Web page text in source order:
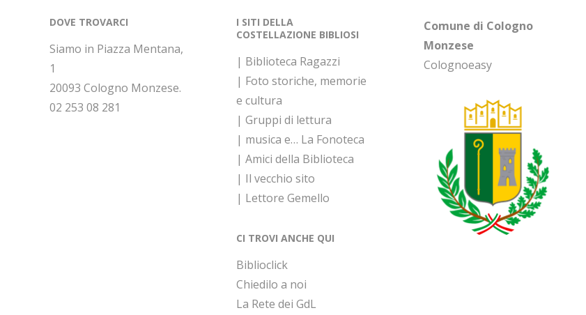
DOVE TROVARCI
Siamo in Piazza Mentana,
1
20093 Cologno Monzese.
02 253 08 281
I SITI DELLA
COSTELLAZIONE BIBLIOSI
| Biblioteca Ragazzi
| Foto storiche, memorie
e cultura
| Gruppi di lettura
| musica e… La Fonoteca
| Amici della Biblioteca
| Il vecchio sito
| Lettore Gemello
CI TROVI ANCHE QUI
Biblioclick
Chiedilo a noi
La Rete dei GdL
Comune di Cologno
Monzese
Colognoeasy